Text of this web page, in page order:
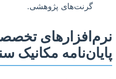
گرنت‌های پژوهشی.
نرم‌افزارهای
پایان‌نامه مکانیک